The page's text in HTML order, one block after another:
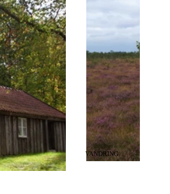
KATEGORI:
VANDRING